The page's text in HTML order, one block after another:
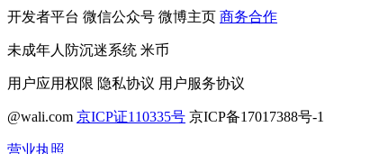
开发者平台 微信公众号 微博主页 商务合作
未成年人防沉迷系统 米币
用户应用权限 隐私协议 用户服务协议
@wali.com 京ICP证110335号 京ICP备17017388号-1
营业执照